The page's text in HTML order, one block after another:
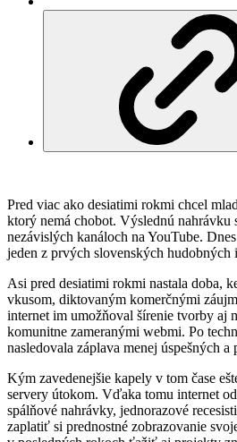
Pred viac ako desiatimi rokmi chcel
ktorý nemá chobot. Výslednú nahrávku
nezávislých kanáloch na YouTube.
jeden z prvých slovenských hudobných
Asi pred desiatimi rokmi nastala doba,
vkusom, diktovaným komerčnými
internet im umožňoval šírenie tvorby aj
komunitne zameranými webmi. Po
nasledovala záplava menej úspešných
Kým zavedenejšie kapely v tom čase
servery útokom. Vďaka tomu internet
spálňové nahrávky, jednorazové
zaplatiť si prednostné zobrazovanie